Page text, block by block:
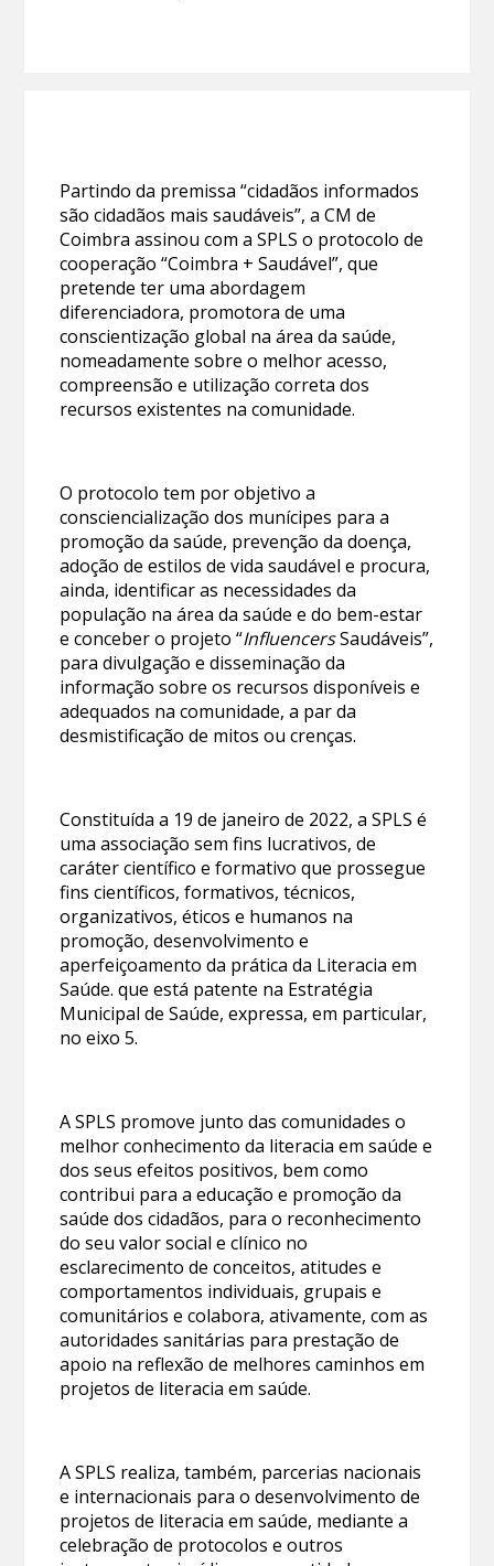
Partindo da premissa “cidadãos informados
são cidadãos mais saudáveis”, a CM de
Coimbra assinou com a SPLS o protocolo de
cooperação “Coimbra + Saudável”, que
pretende ter uma abordagem
diferenciadora, promotora de uma
conscientização global na área da saúde,
nomeadamente sobre o melhor acesso,
compreensão e utilização correta dos
recursos existentes na comunidade.
O protocolo tem por objetivo a
consciencialização dos munícipes para a
promoção da saúde, prevenção da doença,
adoção de estilos de vida saudável e procura,
ainda, identificar as necessidades da
população na área da saúde e do bem-estar
e conceber o projeto “InfluencersSaudáveis”,
para divulgação e disseminação da
informação sobre os recursos disponíveis e
adequados na comunidade, a par da
desmistificação de mitos ou crenças.
Constituída a 19 de janeiro de 2022, a SPLS é
uma associação sem fins lucrativos, de
caráter científico e formativo que prossegue
fins científicos, formativos, técnicos,
organizativos, éticos e humanos na
promoção, desenvolvimento e
aperfeiçoamento da prática da Literacia em
Saúde. que está patente na Estratégia
Municipal de Saúde, expressa, em particular,
no eixo 5.
A SPLS promove junto das comunidades o
melhor conhecimento da literacia em saúde e
dos seus efeitos positivos, bem como
contribui para a educação e promoção da
saúde dos cidadãos, para o reconhecimento
do seu valor social e clínico no
esclarecimento de conceitos, atitudes e
comportamentos individuais, grupais e
comunitários e colabora, ativamente, com as
autoridades sanitárias para prestação de
apoio na reflexão de melhores caminhos em
projetos de literacia em saúde.
A SPLS realiza, também, parcerias nacionais
e internacionais para o desenvolvimento de
projetos de literacia em saúde, mediante a
celebração de protocolos e outros